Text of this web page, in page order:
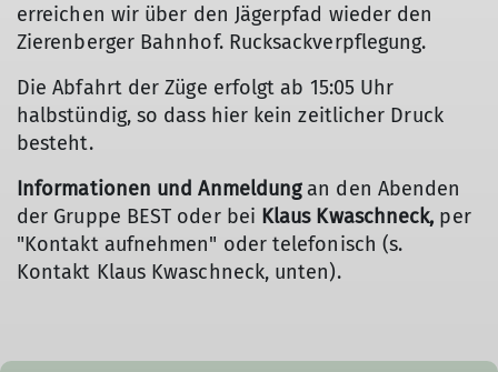
erreichen wir über den Jägerpfad wieder den
Zierenberger Bahnhof. Rucksackverpflegung.
Die Abfahrt der Züge erfolgt ab 15:05 Uhr
halbstündig, so dass hier kein zeitlicher Druck
besteht.
Informationen und Anmeldungan den Abenden
der Gruppe BEST oder bei Klaus Kwaschneck, per
"Kontakt aufnehmen" oder telefonisch (s.
Kontakt Klaus Kwaschneck, unten).